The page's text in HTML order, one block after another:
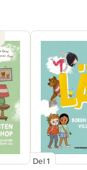
Del 1